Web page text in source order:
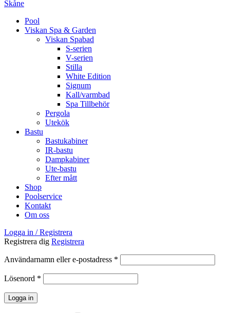
Pool
Viskan Spa & Garden
Viskan Spabad
S-serien
V-serien
Stilla
White Edition
Signum
Kall/varmbad
Spa Tillbehör
Pergola
Utekök
Bastu
Bastukabiner
IR-bastu
Dampkabiner
Ute-bastu
Efter mått
Shop
Poolservice
Kontakt
Om oss
Logga in / Registrera
Registrera dig Registrera
Användarnamn eller e-postadress *
Lösenord *
Logga in